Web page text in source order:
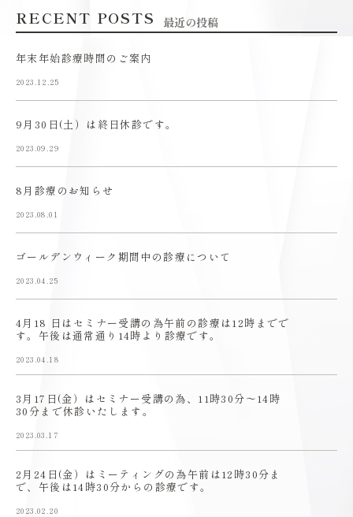
RECENT POSTS 最近の投稿
年末年始診療時間のご案内
2023.12.25
9月30日(土）は終日休診です。
2023.09.29
8月診療のお知らせ
2023.08.01
ゴールデンウィーク期間中の診療について
2023.04.25
4月18 日はセミナー受講の為午前の診療は12時までで
す。午後は通常通り14時より診療です。
2023.04.18
3月17日(金）はセミナー受講の為、11時30分〜14時
30分まで休診いたします。
2023.03.17
2月24日(金）はミーティングの為午前は12時30分ま
で、午後は14時30分からの診療です。
2023.02.20